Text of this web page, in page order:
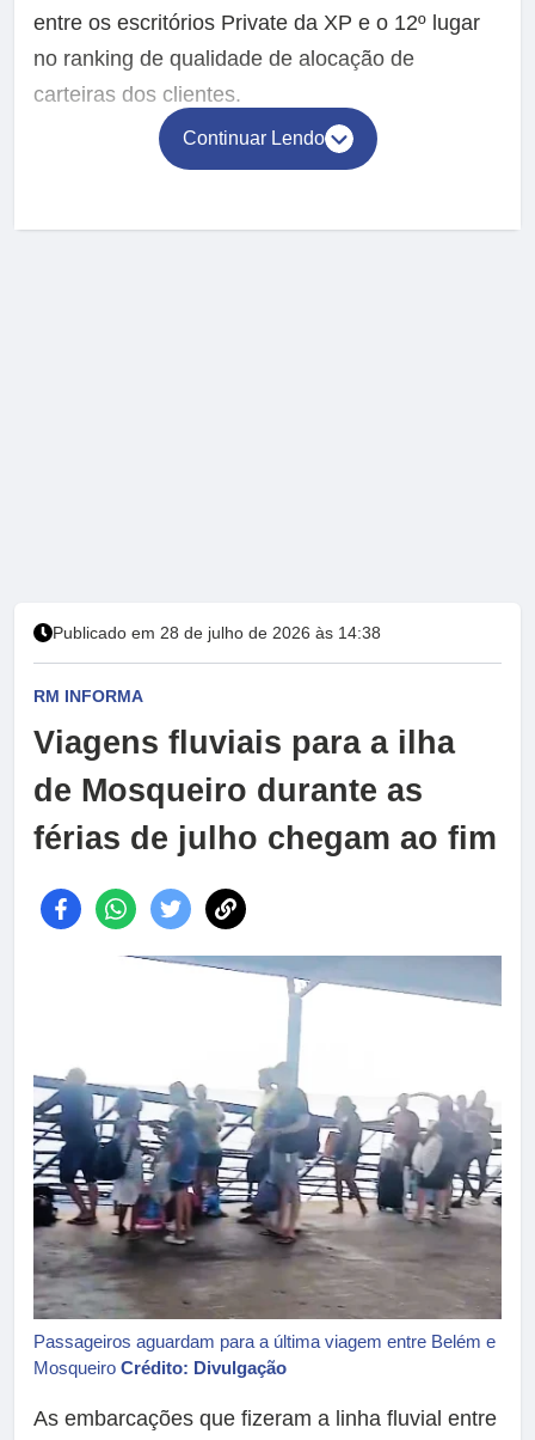
entre os escritórios Private da XP e o 12º lugar
no ranking de qualidade de alocação de
carteiras dos clientes.
Continuar Lendo
Publicado em 28 de julho de 2026 às 14:38
RM INFORMA
Viagens fluviais para a ilha
de Mosqueiro durante as
férias de julho chegam ao fim
Passageiros aguardam para a última viagem entre Belém e
Mosqueiro Crédito: Divulgação
As embarcações que fizeram a linha fluvial entre